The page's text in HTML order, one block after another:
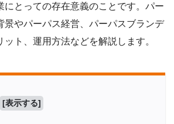
にとっての存在意義のことです。パー
景やパーパス経営、パーパスブランデ
ット、運用方法などを解説します。
[表示する]